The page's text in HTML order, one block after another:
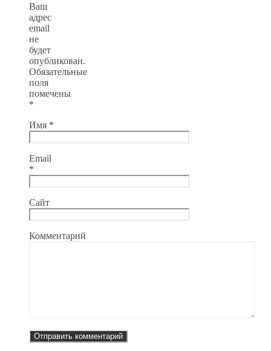
Ваш
адрес
email
не
будет
опубликован.
Обязательные
поля
помечены
*
Имя *
Email
*
Сайт
Комментарий